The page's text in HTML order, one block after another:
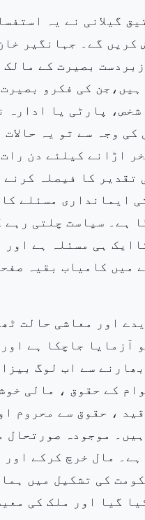
گیلانی نے یہ
گے۔ جہانگیر
بصیرت کے
کی فکرو
پارٹی یا ادارہ
کی وجہ سے تو یہ
اڑانے کیلئے دن
کا فیصلہ کرنے
ایمانداری مسئلے
ہے۔ سیاست چلتی
ہی مسئلہ ہے اور
بقیہ صفحہ
اور معاشی حالت
آزمایا جاچکا ہے
سے اب لوگ
کے حقوق ، مالی
، حقوق سے محروم
موجودہ صورتحال
مال خرچ کرکے اور
کی تشکیل میں
گیا اور ملک کی